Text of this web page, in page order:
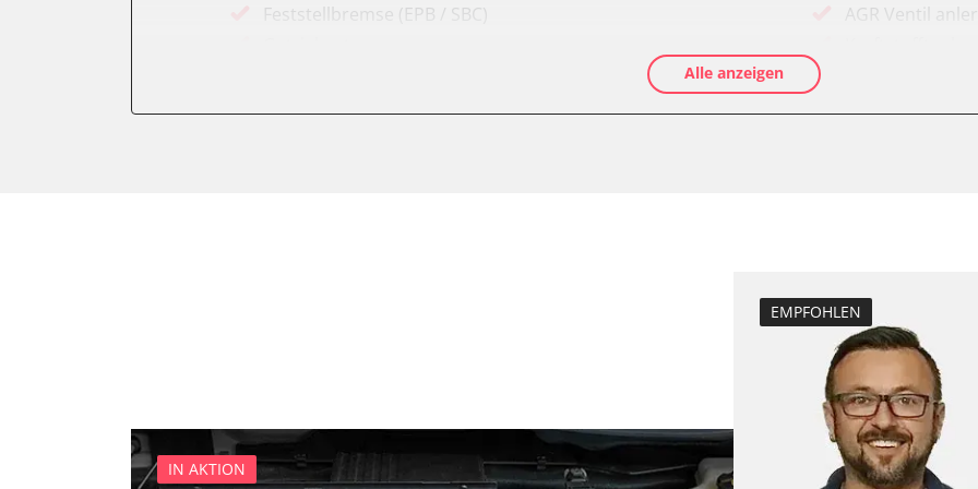
Feststellbremse (EPB / SBC)
AGR Ventil
Grundeinstellung
Injektor
Injektoren
Kodierung der
Kodierung
Alle anzeigen
IN AKTION
EMPFOHLEN